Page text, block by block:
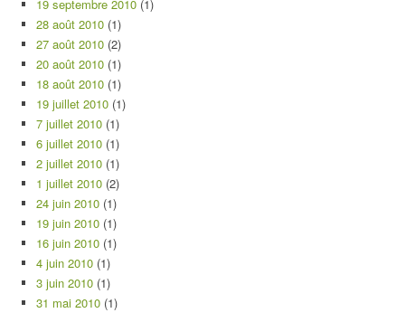
19 septembre 2010 (1)
28 août 2010 (1)
27 août 2010 (2)
20 août 2010 (1)
18 août 2010 (1)
19 juillet 2010 (1)
7 juillet 2010 (1)
6 juillet 2010 (1)
2 juillet 2010 (1)
1 juillet 2010 (2)
24 juin 2010 (1)
19 juin 2010 (1)
16 juin 2010 (1)
4 juin 2010 (1)
3 juin 2010 (1)
31 mai 2010 (1)